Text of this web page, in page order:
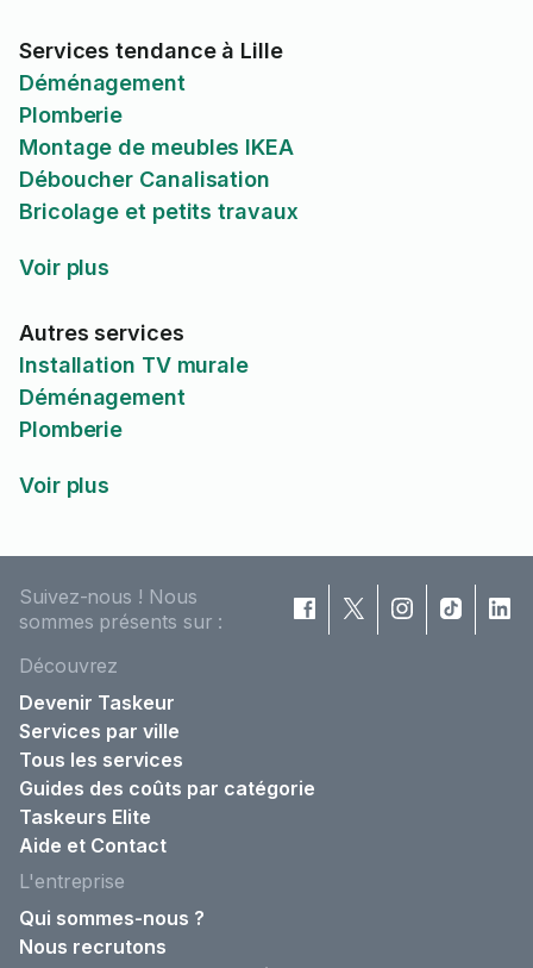
Services tendance à Lille
Déménagement
Plomberie
Montage de meubles IKEA
Déboucher Canalisation
Bricolage et petits travaux
Voir plus
Autres services
Installation TV murale
Déménagement
Plomberie
Voir plus
Suivez-nous ! Nous
sommes présents sur :
Découvrez
Devenir Taskeur
Services par ville
Tous les services
Guides des coûts par catégorie
Taskeurs Elite
Aide et Contact
L'entreprise
Qui sommes-nous ?
Nous recrutons